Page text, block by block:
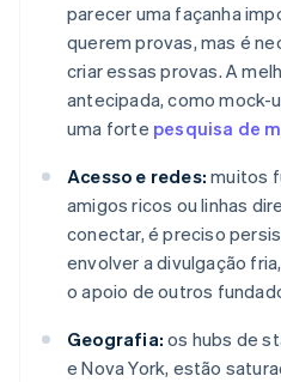
parecer uma façanha
querem provas, mas é
criar essas provas. A
antecipada, como mock-
uma forte pesquisa de
Acesso e redes: muitos
amigos ricos ou linhas
conectar, é preciso
envolver a divulgação
o apoio de outros
Geografia: os hubs de
e Nova York, estão